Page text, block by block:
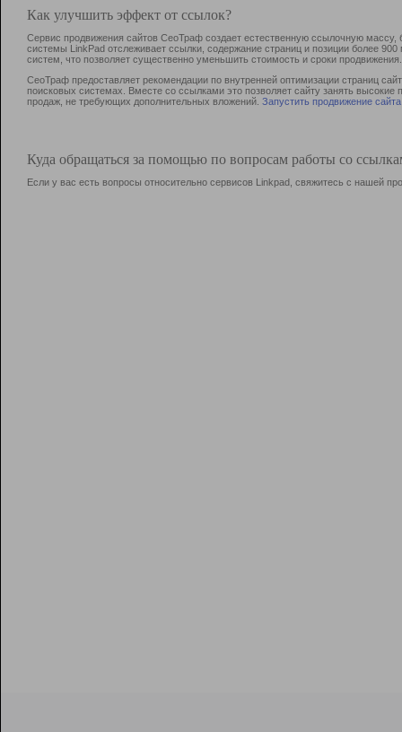
Как улучшить эффект от ссылок?
Сервис продвижения сайтов СеоТраф создает естественную ссылочную
системы LinkPad отслеживает ссылки, содержание страниц и позиции более
систем, что позволяет существенно уменьшить стоимость и сроки продвижения.
СеоТраф предоставляет рекомендации по внутренней оптимизации страниц
поисковых системах. Вместе со ссылками это позволяет сайту занять
продаж, не требующих дополнительных вложений. Запустить продвижение сайта
Куда обращаться за помощью по вопросам работы со
Если у вас есть вопросы относительно сервисов Linkpad, свяжитесь с нашей